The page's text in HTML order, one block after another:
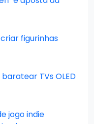
figurinhas
TVs OLED
jogo indie